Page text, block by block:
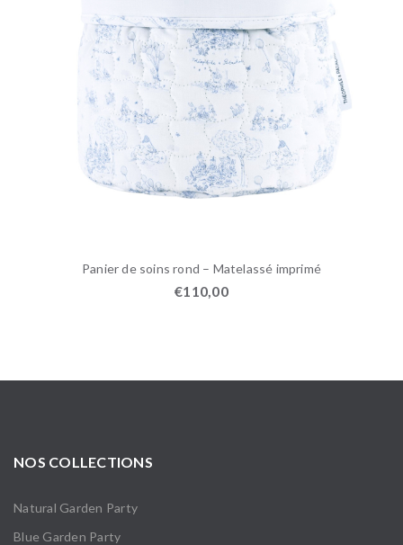
Panier de soins rond – Matelassé imprimé
€110,00
NOS COLLECTIONS
Natural Garden Party
Blue Garden Party